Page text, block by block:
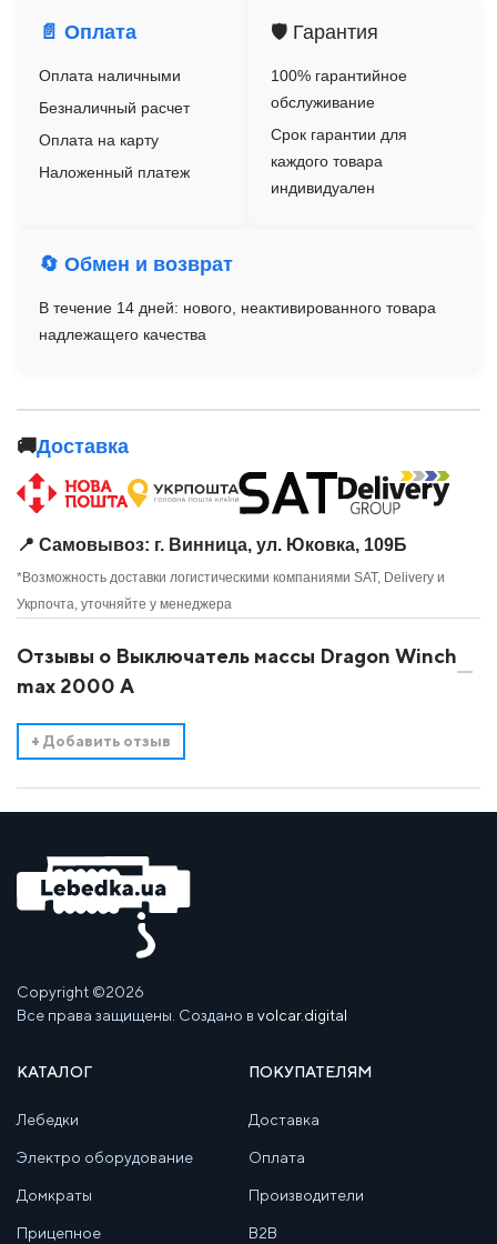
📄 Оплата
Оплата наличными
Безналичный расчет
Оплата на карту
Наложенный платеж
🛡️ Гарантия
100% гарантийное
обслуживание
Срок гарантии для
каждого товара
индивидуален
🔄 Обмен и возврат
В течение 14 дней: нового, неактивированного товара
надлежащего качества
🚚Доставка
📍 Самовывоз: г. Винница, ул. Юковка, 109Б
*Возможность доставки логистическими компаниями SAT, Delivery и
Укрпочта, уточняйте у менеджера
Отзывы о Выключатель массы Dragon Winch
max 2000 A
+ Добавить отзыв
Copyright ©2026
Все права защищены. Создано в volcar.digital
КАТАЛОГ
Лебедки
Электро оборудование
Домкраты
Прицепное
ПОКУПАТЕЛЯМ
Доставка
Оплата
Производители
B2B